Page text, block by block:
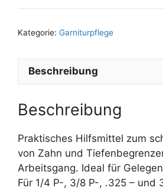
Kategorie: Garniturpflege
Beschreibung
Beschreibung
Praktisches Hilfsmittel zum
von Zahn und
Arbeitsgang. Ideal für
Für 1/4 P-, 3/8 P-, .325 – und